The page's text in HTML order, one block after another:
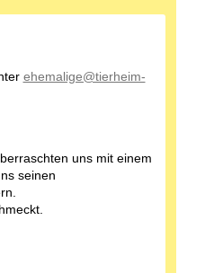
ehemalige@tierheim-
uns mit einem
seinen